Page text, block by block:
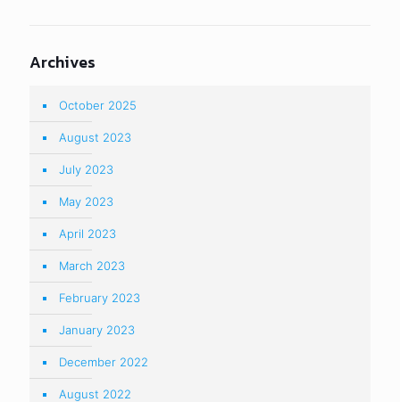
Archives
October 2025
August 2023
July 2023
May 2023
April 2023
March 2023
February 2023
January 2023
December 2022
August 2022